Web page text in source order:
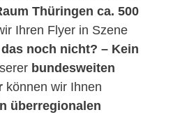
Thüringen ca. 500
Ihren Flyer in Szene
noch nicht? – Kein
bundesweiten
können wir Ihnen
überregionalen